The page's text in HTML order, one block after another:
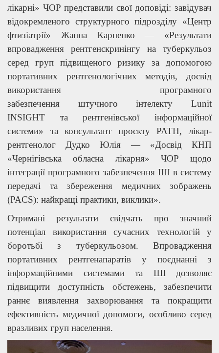
лікарні» ЧОР представили свої доповіді: завідувач
відокремленого структурного підрозділу «Центр
фтизіатрії» Жанна Карпенко — «Результати
впровадження рентгенскринінгу на туберкульоз
серед груп підвищеного ризику за допомогою
портативних рентгенологічних методів, досвід
використання програмного
забезпечення штучного інтелекту Lunit
INSIGHT та рентгенівської інформаційної
системи» та консультант проєкту PATH, лікар-
рентгенолог Дудко Юлія — «Досвід КНП
«Чернігівська обласна лікарня» ЧОР щодо
інтеграції програмного забезпечення ШІ в систему
передачі та збереження медичних зображень
(PACS): найкращі практики, виклики».
Отримані результати свідчать про значний
потенціал використання сучасних технологій у
боротьбі з туберкульозом. Впровадження
портативних рентгенапаратів у поєднанні з
інформаційними системами та ШІ дозволяє
підвищити доступність обстежень, забезпечити
раннє виявлення захворювання та покращити
ефективність медичної допомоги, особливо серед
вразливих груп населення.